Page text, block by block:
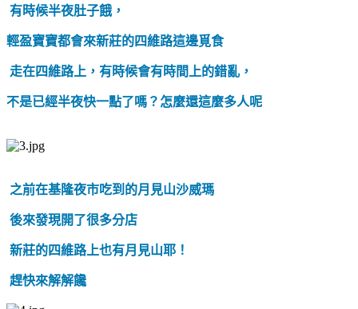
有時候半夜肚子餓，
輕盈寶寶都會來新莊的四維路這邊覓食
走在四維路上，有時候會有時間上的錯亂，
不是已經半夜快一點了嗎？怎麼還這麼多人呢
之前在基隆夜市吃到的月見山沙威瑪
後來發現開了很多分店
新莊的四維路上也有月見山耶！
趕快來解解饞